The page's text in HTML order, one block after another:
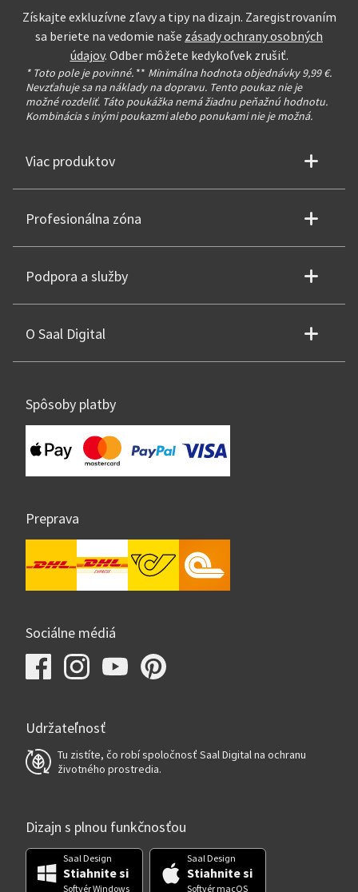
Získajte exkluzívne zľavy a tipy na dizajn. Zaregistrovaním
sa beriete na vedomie naše zásady ochrany osobných
údajov. Odber môžete kedykoľvek zrušiť.
* Toto pole je povinné. ** Minimálna hodnota objednávky 9,99 €.
Nevzťahuje sa na náklady na dopravu. Tento poukaz nie je
možné rozdeliť. Táto poukážka nemá žiadnu peňažnú hodnotu.
Kombinácia s inými poukazmi alebo ponukami nie je možná.
Viac produktov
Profesionálna zóna
Podpora a služby
O Saal Digital
Spôsoby platby
Preprava
Sociálne médiá
Udržateľnosť
Tu zistíte, čo robí spoločnosť Saal Digital na ochranu
životného prostredia.
Dizajn s plnou funkčnosťou
Saal Design
Stiahnite si
Softvér Windows
Saal Design
Stiahnite si
Softvér macOS